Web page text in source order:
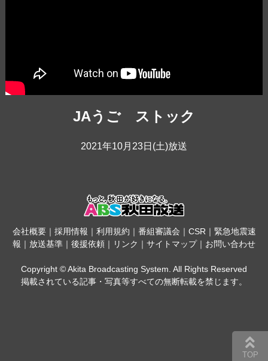
JAうご ストック
2021年10月23日(土)放送
会社概要｜ 採用情報 ｜ 利用規約 ｜ 番組審議会 ｜ CSR ｜ 緊急地震速
報 ｜ 放送基準 ｜ 後援依頼 ｜ リンク ｜ サイトマップ｜ お問い合わせ
Copyright © Akita Broadcasting System. All Rights Reserved
掲載されている記事・写真等すべての無断転載を禁じます。